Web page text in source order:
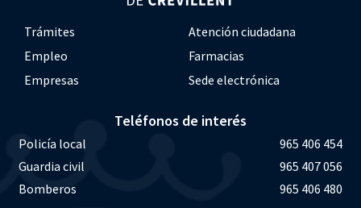
Trámites
Atención ciudadana
Empleo
Farmacias
Empresas
Sede electrónica
Teléfonos de interés
Policía local
965 406 454
Guardia civil
965 407 056
Bomberos
965 406 480